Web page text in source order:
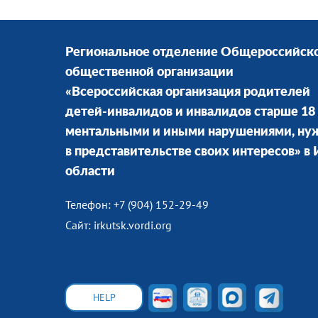
Региональное отделение
общественной организации
«Всероссийская организация родителей
детей-инвалидов и инвалидов старше 18
ментальными и иными нарушениями,
в представительстве своих интересов» в
области
Телефон: +7 (904) 152-29-49
Сайт: irkutsk.vordi.org
HELP